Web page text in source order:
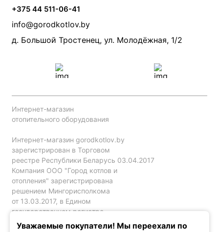
Камины и печи
Дымоходы
Акции
Производители
Монтаж систем отопления
Прайс по монтажу систем отопления
Проект систем отопления
+375 44 511-06-41
info@gorodkotlov.by
д. Большой Тростенец, ул. Молодёжная, 1/2
Интернет-магазин
отопительного оборудования
Интернет-магазин gorodkotlov.by
зарегистрирован в Торговом
реестре Республики Беларусь 03.04.2017
Компания ООО "Город котлов и
отопления" зарегистрирована
решением Мингорисполкома
от 13.03.2017, в Едином
государственном регистре
юр. лиц и индивидуальных
Уважаемые покупатели! Мы переехали по